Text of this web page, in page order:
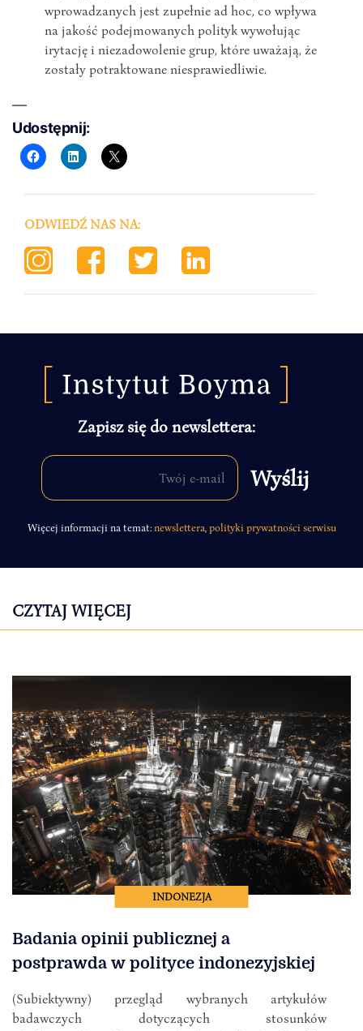
wprowadzanych jest zupełnie ad hoc, co wpływa
na jakość podejmowanych polityk wywołując
irytację i niezadowolenie grup, które uważają, że
zostały potraktowane niesprawiedliwie.
Udostępnij:
ODWIEDŹ NAS NA:
Zapisz się do newslettera:
Więcej informacji na temat:newslettera polityki prywatności serwisu
CZYTAJ WIĘCEJ
INDONEZJA
Badania opinii publicznej a
postprawda w polityce indonezyjskiej
(Subiektywny) przegląd wybranych artykułów
badawczych dotyczących stosunków